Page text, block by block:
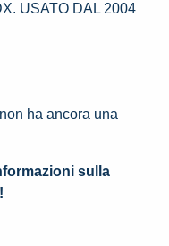
USATO DAL 2004
ha ancora una
sulla